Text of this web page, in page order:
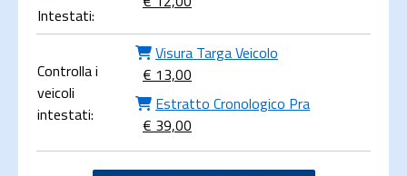
Intestati:
Controlla i
veicoli
intestati:
Visura Targa Veicolo
€ 13,00
Estratto Cronologico Pra
€ 39,00